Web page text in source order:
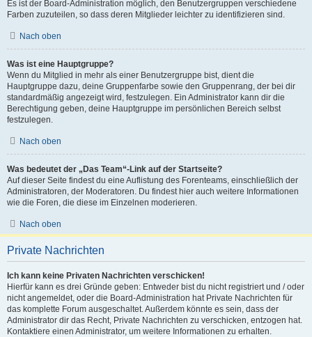
Es ist der Board-Administration möglich, den Benutzergruppen verschiedene
Farben zuzuteilen, so dass deren Mitglieder leichter zu identifizieren sind.
Nach oben
Was ist eine Hauptgruppe?
Wenn du Mitglied in mehr als einer Benutzergruppe bist, dient die
Hauptgruppe dazu, deine Gruppenfarbe sowie den Gruppenrang, der bei dir
standardmäßig angezeigt wird, festzulegen. Ein Administrator kann dir die
Berechtigung geben, deine Hauptgruppe im persönlichen Bereich selbst
festzulegen.
Nach oben
Was bedeutet der „Das Team“-Link auf der Startseite?
Auf dieser Seite findest du eine Auflistung des Forenteams, einschließlich der
Administratoren, der Moderatoren. Du findest hier auch weitere Informationen
wie die Foren, die diese im Einzelnen moderieren.
Nach oben
Private Nachrichten
Ich kann keine Privaten Nachrichten verschicken!
Hierfür kann es drei Gründe geben: Entweder bist du nicht registriert und / oder
nicht angemeldet, oder die Board-Administration hat Private Nachrichten für
das komplette Forum ausgeschaltet. Außerdem könnte es sein, dass der
Administrator dir das Recht, Private Nachrichten zu verschicken, entzogen hat.
Kontaktiere einen Administrator, um weitere Informationen zu erhalten.